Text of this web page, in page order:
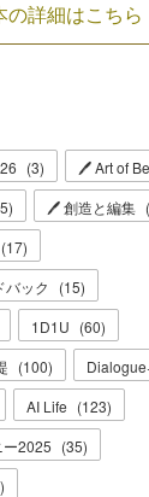
の詳細はこちら
(3) 🖊 Art of
) 🖊 創造と編集 (
(17)
ック
(15)
1D1U (60)
(100)
AI Life (123)
2025 (35)
)